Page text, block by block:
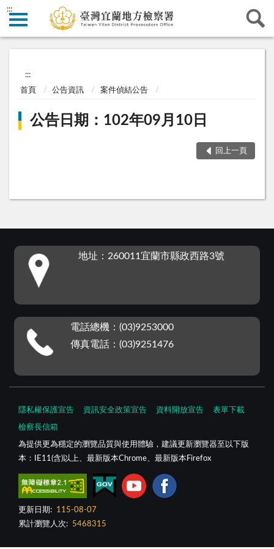
:::
:::
首頁 公告資訊 案件偵結公告
公告日期：102年09月10日
回上一頁
地址：260011宜蘭市縣政西路3號
電話總機：(03)9253000
傳真電話：(03)9251476
隱私權保護宣告 資訊安全政策宣告 資料開放宣告 表單下載
檢察長信箱
為提供更為穩定的瀏覽品質與使用體驗，建議更新瀏覽器至以下版
本：IE11(含)以上、最新版本Chrome、最新版本Firefox
更新日期:
115-08-07
累計瀏覽人次:
5468315